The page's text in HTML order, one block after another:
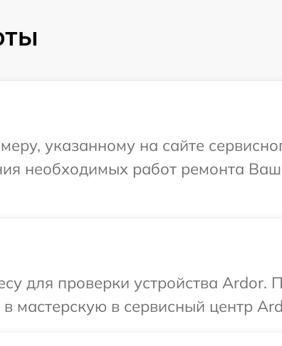
указанному на сайте
необходимых работ ремонта
для проверки устройства Ardor.
мастерскую в сервисный центр